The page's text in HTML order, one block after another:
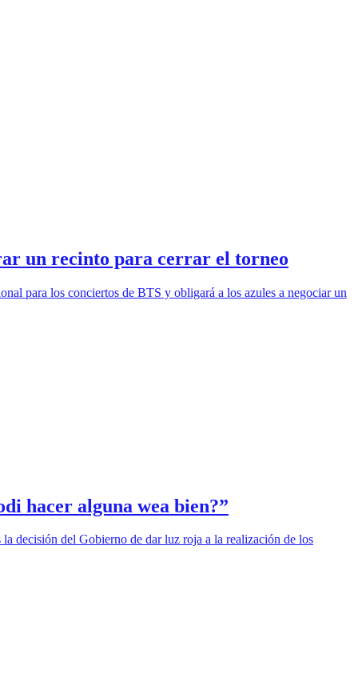
un recinto para cerrar el torneo
para los conciertos de BTS y obligará a los azules a negociar un
hacer alguna wea bien?”
decisión del Gobierno de dar luz roja a la realización de los